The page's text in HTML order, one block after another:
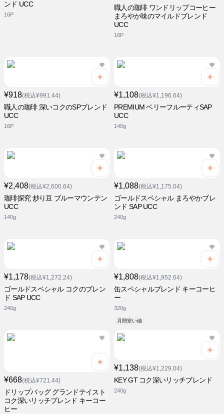
ンド UCC
16P
職人の珈琲 ワンドリップコーヒー
まろやか味のマイルドブレンド
UCC
16P
¥918(税込¥991.44)
職人の珈琲 深いコクのSPブレンド
UCC
16P
¥1,108(税込¥1,196.64)
PREMIUM ベリーフルーティSAP
UCC
140g
¥2,408(税込¥2,600.64)
珈琲探究 炒り豆 ブルーマウンテン
UCC
140g
¥1,088(税込¥1,175.04)
ゴールドスペシャル まろやかブレ
ンド SAP UCC
240g
¥1,178(税込¥1,272.24)
ゴールドスペシャル コクのブレン
ド SAP UCC
240g
¥1,808(税込¥1,952.64)
缶スペシャルブレンド キーコーヒ
ー
320g
月間安い値
¥668(税込¥721.44)
ドリップバッグ グランドテイスト
コク深いリッチブレンド キーコー
ヒー
¥1,138(税込¥1,229.04)
KEY GT コク深いリッチブレンド
240g